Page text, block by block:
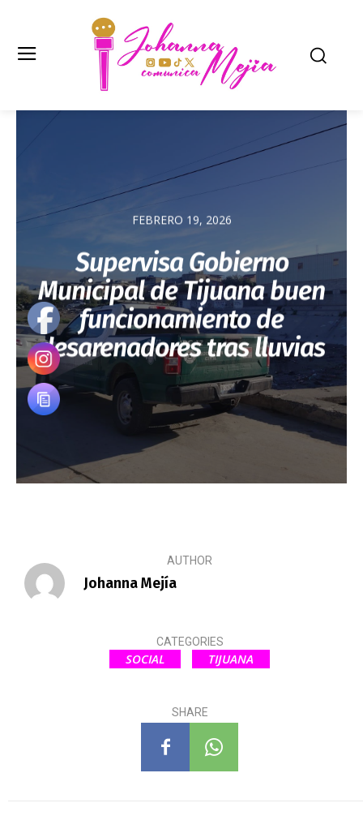
FEBRERO 19, 2026
Supervisa Gobierno
Municipal de Tijuana buen
funcionamiento de
desarenadores tras lluvias
AUTHOR
Johanna Mejía
CATEGORIES
SOCIAL TIJUANA
SHARE